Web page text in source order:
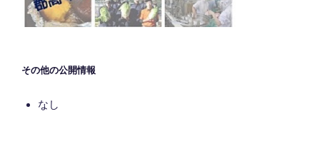
その他の公開情報
なし